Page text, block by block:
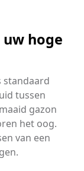
hoge
standaard
tussen
gazon
het oog.
van een